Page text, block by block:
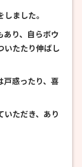
ました。
あり、自らボウ
いたたり伸ばし
戸惑ったり、喜
ただき、あり